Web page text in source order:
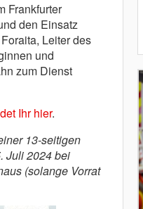
Frankfurter
den Einsatz
Leiter des
und
zum Dienst
Ihr hier.
13-seitigen
Juli 2024 bei
(solange Vorrat